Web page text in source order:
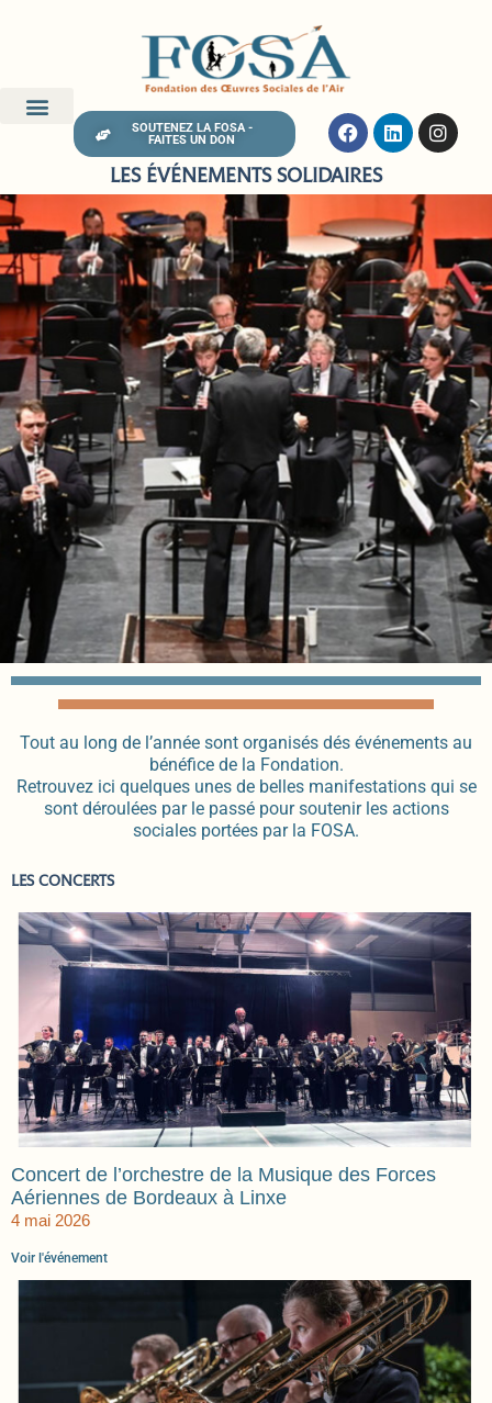
SOUTENEZ LA FOSA -
FAITES UN DON
LES ÉVÉNEMENTS SOLIDAIRES
Tout au long de l’année sont organisés dés événements au
bénéfice de la Fondation.
Retrouvez ici quelques unes de belles manifestations qui se
sont déroulées par le passé pour soutenir les actions
sociales portées par la FOSA.
LES CONCERTS
Concert de l’orchestre de la Musique des Forces
Aériennes de Bordeaux à Linxe
4 mai 2026
Voir l'événement